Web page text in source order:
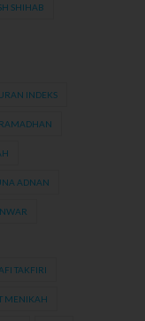
SHIHAB
INDEKS
RAMADHAN
ADNAN
TAKFIRI
MENIKAH